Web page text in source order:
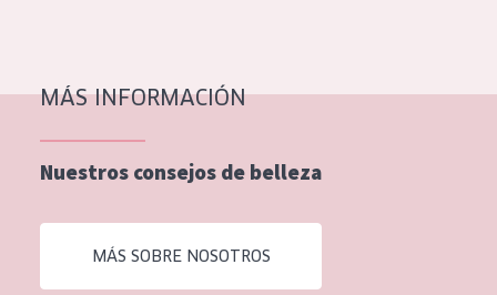
Piel normal y seca
Piel mixata o grasa
Piel madura
Piel expuesta al sol
Piel menopáusica
MÁS INFORMACIÓN
Nuestros consejos de belleza
MÁS SOBRE NOSOTROS